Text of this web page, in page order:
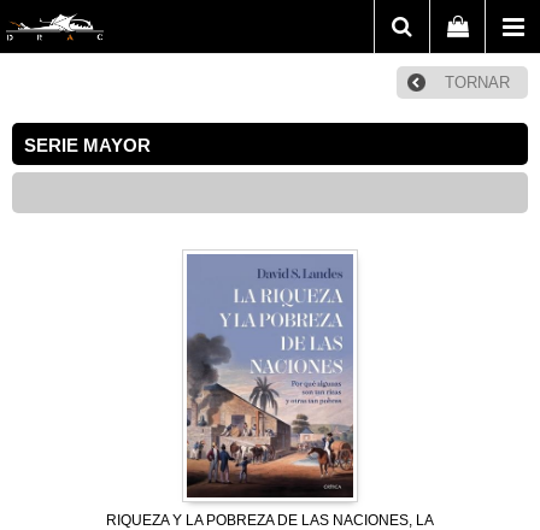
TORNAR
SERIE MAYOR
RIQUEZA Y LA POBREZA DE LAS NACIONES, LA